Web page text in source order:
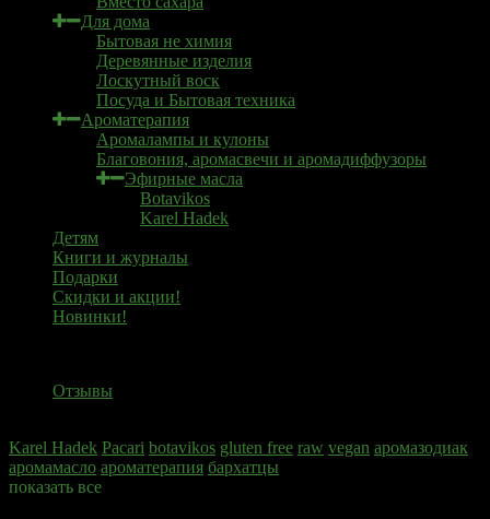
Для дома
Бытовая не химия
Деревянные изделия
Лоскутный воск
Посуда и Бытовая техника
Ароматерапия
Аромалампы и кулоны
Благовония, аромасвечи и аромадиффузоры
Эфирные масла
Botavikos
Karel Hadek
Детям
Книги и журналы
Подарки
Скидки и акции!
Новинки!
Отзывы
Karel Hadek Pacari botavikos gluten free raw vegan аромазодиак
аромамасло ароматерапия бархатцы
показать все